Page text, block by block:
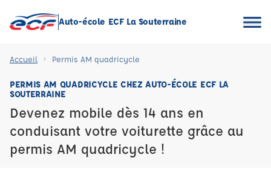
Auto-école ECF La Souterraine
Accueil Permis AM quadricycle
PERMIS AM QUADRICYCLE CHEZ AUTO-ÉCOLE ECF LA
SOUTERRAINE
Devenez mobile dès 14 ans en
conduisant votre voiturette grâce au
permis AM quadricycle !